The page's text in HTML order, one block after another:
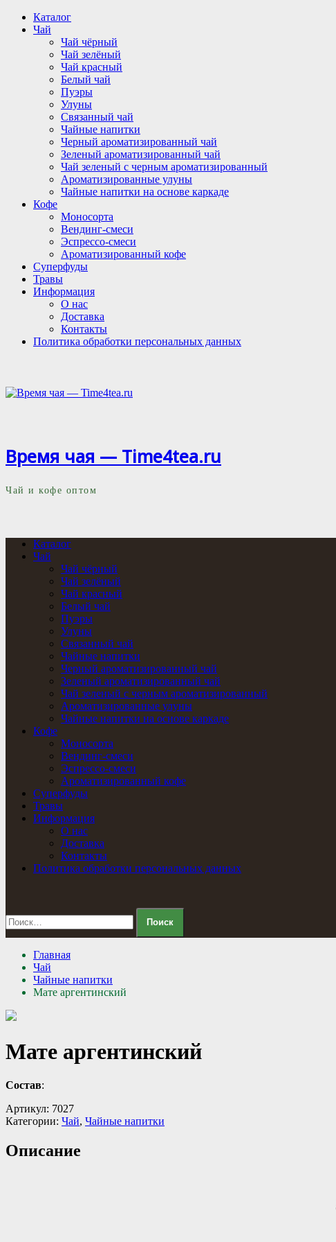
Перейти
содержимому
Каталог
Чай
Чай чёрный
Чай зелёный
Чай красный
Белый чай
Пуэры
Улуны
Связанный чай
Чайные напитки
Черный ароматизированный чай
Зеленый ароматизированный чай
Чай зеленый с черным ароматизированный
Ароматизированные улуны
Чайные напитки на основе каркаде
Кофе
Моносорта
Вендинг-смеси
Эспрессо-смеси
Ароматизированный кофе
Суперфуды
Травы
Информация
О нас
Доставка
Контакты
Политика обработки персональных данных
Время чая — Time4tea.ru
Чай и кофе оптом
Каталог
Чай
Чай чёрный
Чай зелёный
Чай красный
Белый чай
Пуэры
Улуны
Связанный чай
Чайные напитки
Черный ароматизированный чай
Зеленый ароматизированный чай
Чай зеленый с черным ароматизированный
Ароматизированные улуны
Чайные напитки на основе каркаде
Кофе
Моносорта
Вендинг-смеси
Эспрессо-смеси
Ароматизированный кофе
Суперфуды
Травы
Информация
О нас
Доставка
Контакты
Политика обработки персональных данных
Найти:
Главная
Чай
Чайные напитки
Мате аргентинский
Мате аргентинский
Состав:
Артикул: 7027
Категории: Чай, Чайные напитки
Описание